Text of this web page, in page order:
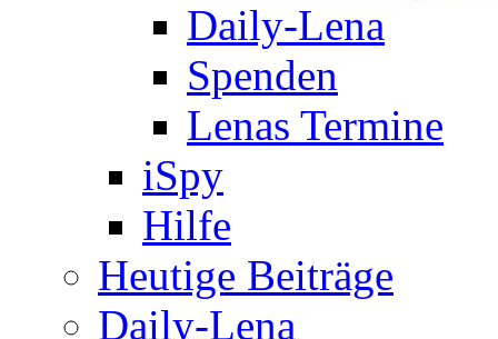
Daily-Lena
Spenden
Lenas Termine
iSpy
Hilfe
Heutige Beiträge
Daily-Lena